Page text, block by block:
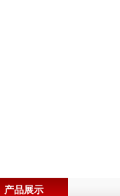
产品展示